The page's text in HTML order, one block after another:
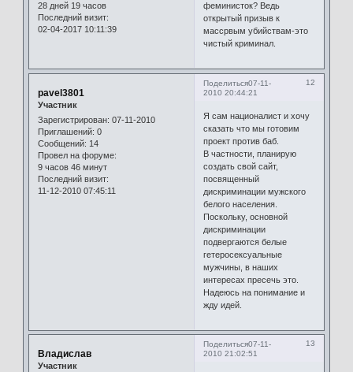
28 дней 19 часов
Последний визит:
02-04-2017 10:11:39
феминисток? Ведь
открытый призыв к
массрвым убийствам-это
чистый криминал.
Поделиться 12
07-11-
2010 20:44:21
pavel3801
Участник
Зарегистрирован: 07-11-2010
Приглашений: 0
Сообщений: 14
Провел на форуме:
9 часов 46 минут
Последний визит:
11-12-2010 07:45:11
Я сам националист и хочу
сказать что мы готовим
проект против баб.
В частности, планирую
создать свой сайт,
посвященный
дискриминации мужского
белого населения.
Поскольку, основной
дискриминации
подвергаются белые
гетеросексуальные
мужчины, в наших
интересах пресечь это.
Надеюсь на понимание и
жду идей.
Поделиться 13
07-11-
2010 21:02:51
Владислав
Участник